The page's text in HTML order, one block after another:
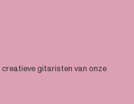
creatieve gitaristen van onze